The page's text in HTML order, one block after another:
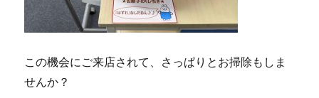
この機会にご来店されて、さっぱりとお掃除もしま
せんか？